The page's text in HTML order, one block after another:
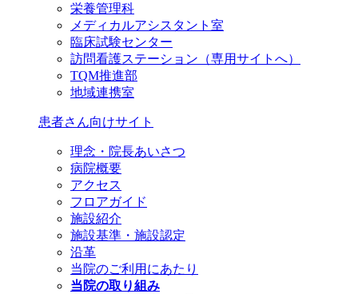
栄養管理科
メディカルアシスタント室
臨床試験センター
訪問看護ステーション（専用サイトへ）
TQM推進部
地域連携室
患者さん向けサイト
理念・院長あいさつ
病院概要
アクセス
フロアガイド
施設紹介
施設基準・施設認定
沿革
当院のご利用にあたり
当院の取り組み